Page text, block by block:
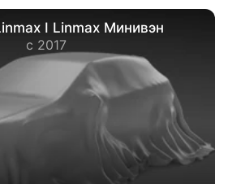
I Linmax Минивэн
с 2017